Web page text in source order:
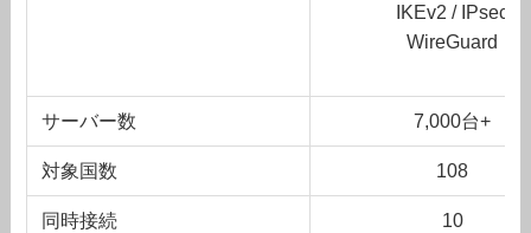
IKEv2 / IPsec
WireGuard
サーバー数 7,000台+
対象国数 108
同時接続 10